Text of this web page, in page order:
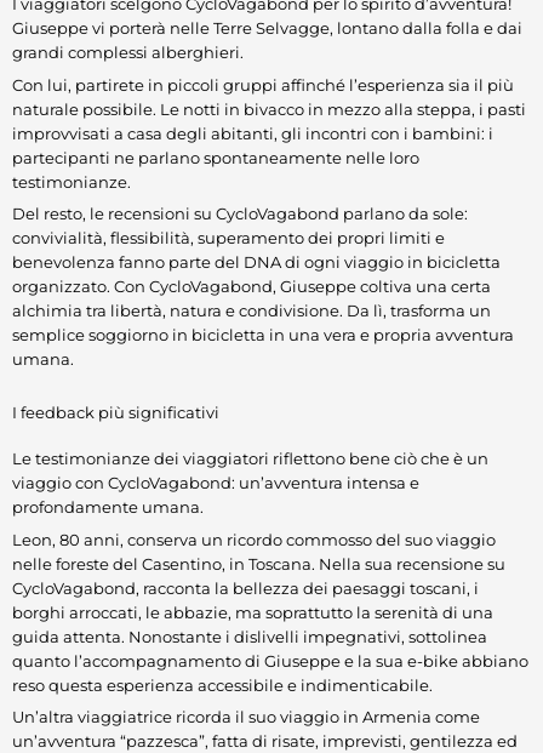
I viaggiatori scelgono CycloVagabond per lo spirito d’avventura!
Giuseppe vi porterà nelle Terre Selvagge, lontano dalla folla e dai
grandi complessi alberghieri.
Con lui, partirete in piccoli gruppi affinché l’esperienza sia il più
naturale possibile. Le notti in bivacco in mezzo alla steppa, i pasti
improvvisati a casa degli abitanti, gli incontri con i bambini: i
partecipanti ne parlano spontaneamente nelle loro
testimonianze.
Del resto, le recensioni su CycloVagabond parlano da sole:
convivialità, flessibilità, superamento dei propri limiti e
benevolenza fanno parte del DNA di ogni viaggio in bicicletta
organizzato. Con CycloVagabond, Giuseppe coltiva una certa
alchimia tra libertà, natura e condivisione. Da lì, trasforma un
semplice soggiorno in bicicletta in una vera e propria avventura
umana.
I feedback più significativi
Le testimonianze dei viaggiatori riflettono bene ciò che è un
viaggio con CycloVagabond: un’avventura intensa e
profondamente umana.
Leon, 80 anni, conserva un ricordo commosso del suo viaggio
nelle foreste del Casentino, in Toscana. Nella sua recensione su
CycloVagabond, racconta la bellezza dei paesaggi toscani, i
borghi arroccati, le abbazie, ma soprattutto la serenità di una
guida attenta. Nonostante i dislivelli impegnativi, sottolinea
quanto l’accompagnamento di Giuseppe e la sua e-bike abbiano
reso questa esperienza accessibile e indimenticabile.
Un’altra viaggiatrice ricorda il suo viaggio in Armenia come
un’avventura “pazzesca”, fatta di risate, imprevisti, gentilezza ed